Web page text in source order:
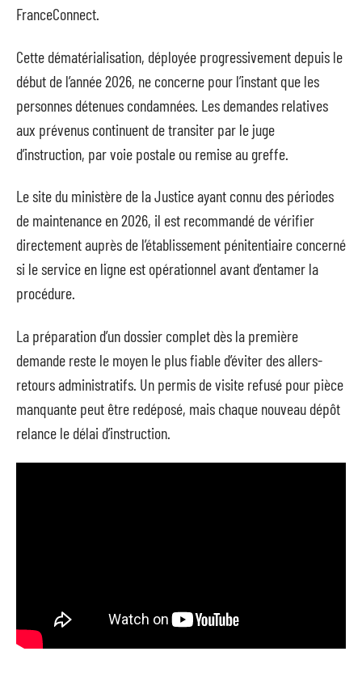
FranceConnect.
Cette dématérialisation, déployée progressivement depuis le
début de l’année 2026, ne concerne pour l’instant que les
personnes détenues condamnées. Les demandes relatives
aux prévenus continuent de transiter par le juge
d’instruction, par voie postale ou remise au greffe.
Le site du ministère de la Justice ayant connu des périodes
de maintenance en 2026, il est recommandé de vérifier
directement auprès de l’établissement pénitentiaire concerné
si le service en ligne est opérationnel avant d’entamer la
procédure.
La préparation d’un dossier complet dès la première
demande reste le moyen le plus fiable d’éviter des allers-
retours administratifs. Un permis de visite refusé pour pièce
manquante peut être redéposé, mais chaque nouveau dépôt
relance le délai d’instruction.